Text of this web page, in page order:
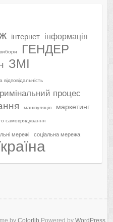
інтернет інформація
вибори ГЕНДЕР
ЗМІ
відповідальність
процес
маніпуляція маркетинг
самоврядування
мережі соціальна мережа